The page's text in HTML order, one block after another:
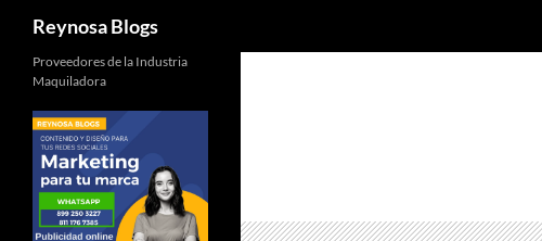
Reynosa Blogs
Proveedores de la Industria
Maquiladora